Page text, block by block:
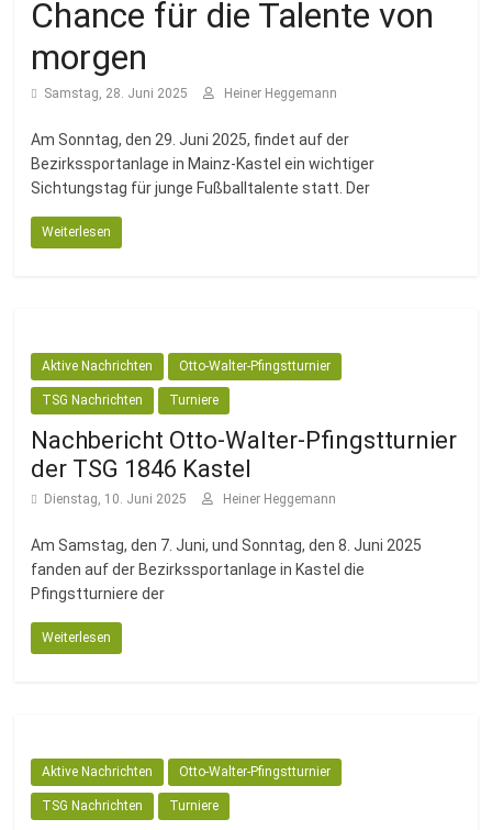
Chance für die Talente von
morgen
Samstag, 28. Juni 2025 Heiner Heggemann
Am Sonntag, den 29. Juni 2025, findet auf der
Bezirkssportanlage in Mainz-Kastel ein wichtiger
Sichtungstag für junge Fußballtalente statt. Der
Weiterlesen
Aktive Nachrichten Otto-Walter-Pfingstturnier
TSG Nachrichten Turniere
Nachbericht Otto-Walter-Pfingstturnier
der TSG 1846 Kastel
Dienstag, 10. Juni 2025 Heiner Heggemann
Am Samstag, den 7. Juni, und Sonntag, den 8. Juni 2025
fanden auf der Bezirkssportanlage in Kastel die
Pfingstturniere der
Weiterlesen
Aktive Nachrichten Otto-Walter-Pfingstturnier
TSG Nachrichten Turniere